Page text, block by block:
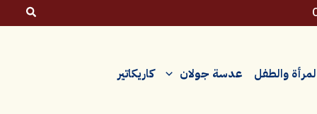
والطفل عدسة جولان كاريكاتير